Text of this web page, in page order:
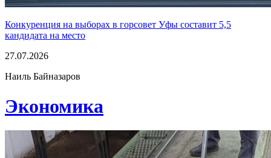
Конкуренция на выборах в горсовет Уфы составит 5,5
кандидата на место
27.07.2026
Наиль Байназаров
Экономика